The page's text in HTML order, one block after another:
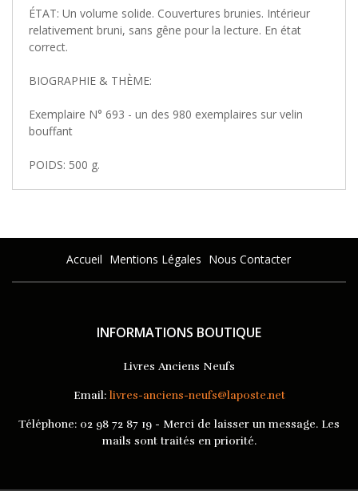
ÉTAT: Un volume solide. Couvertures brunies. Intérieur
relativement bruni, sans gêne pour la lecture. En état
correct.
BIOGRAPHIE & THÈME:
Exemplaire N° 693 - un des 980 exemplaires sur velin
bouffant
POIDS: 500 g.
Accueil Mentions Légales Nous Contacter
INFORMATIONS BOUTIQUE
Livres Anciens Neufs
Email: livres-anciens-neufs@laposte.net
Téléphone: 02 98 72 87 19 - Merci de laisser un message. Les
mails sont traités en priorité.